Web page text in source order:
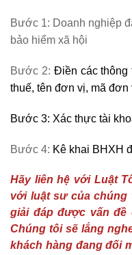
Bước 1: Doanh nghiệp
bảo hiểm xã hội
Bước 2: Điền các thông
thuế, tên đơn vị, mã đơn
Bước 3: Xác thực tài
Bước 4: Kê khai BHXH
Hãy liên hệ với Luật
với luật sư của chúng
giải đáp được vấn đề
Chúng tôi sẽ lắng
khách hàng đang đối